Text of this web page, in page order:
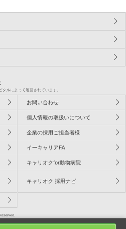
ルによって運営されています。
お問い合わせ
個人情報の取扱いについて
企業の採用ご担当者様
イーキャリアFA
キャリオクfor動物病院
キャリオク 採用ナビ